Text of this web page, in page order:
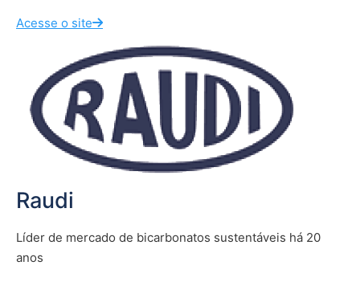
Acesse o site
Raudi
Líder de mercado de bicarbonatos sustentáveis há 20
anos